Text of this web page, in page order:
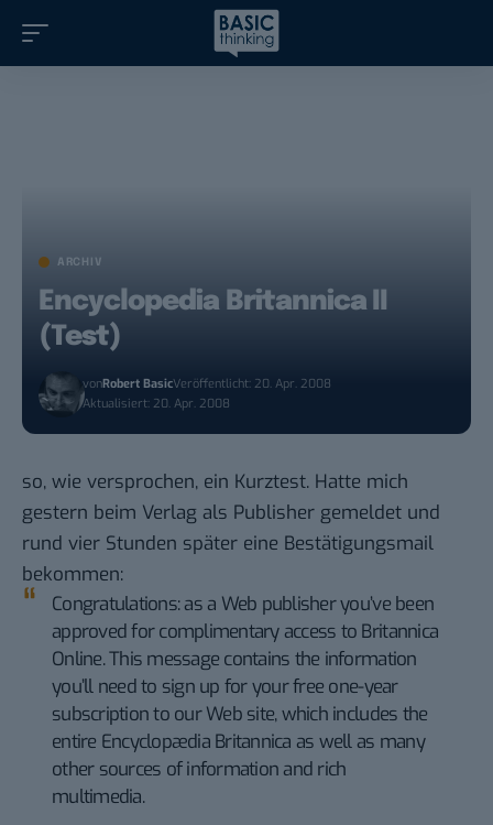
ARCHIV
Encyclopedia Britannica II
(Test)
vonRobert BasicVeröffentlicht: 20. Apr. 2008
Aktualisiert: 20. Apr. 2008
so, wie versprochen, ein Kurztest. Hatte mich
gestern beim Verlag als Publisher gemeldet und
rund vier Stunden später eine Bestätigungsmail
bekommen:
Congratulations: as a Web publisher you’ve been
approved for complimentary access to Britannica
Online. This message contains the information
you’ll need to sign up for your free one-year
subscription to our Web site, which includes the
entire Encyclopædia Britannica as well as many
other sources of information and rich
multimedia.